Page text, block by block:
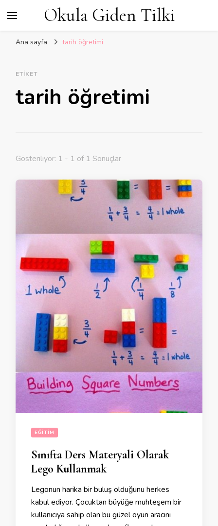
Okula Giden Tilki
Ana sayfa tarih öğretimi
ETIKET
tarih öğretimi
Gösteriliyor: 1 - 1 of 1 Sonuçlar
EĞITIM
Sınıfta Ders Materyali Olarak
Lego Kullanmak
Legonun harika bir buluş olduğunu herkes
kabul ediyor. Çocuktan büyüğe muhteşem bir
kullanıcıya sahip olan bu güzel oyun aracını